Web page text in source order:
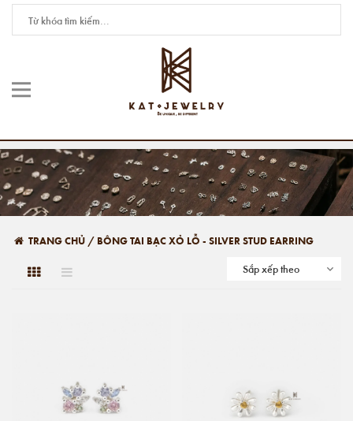
TRANG CHỦ / BÔNG TAI BẠC XỎ LỖ - SILVER STUD EARRING
Sắp xếp theo